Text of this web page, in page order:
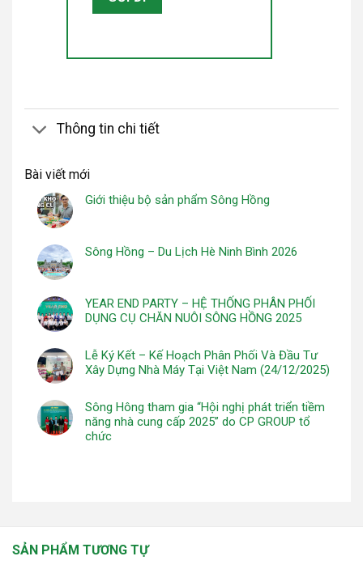
Thông tin chi tiết
Bài viết mới
Giới thiệu bộ sản phẩm Sông Hồng
Sông Hồng – Du Lịch Hè Ninh Bình 2026
YEAR END PARTY – HỆ THỐNG PHÂN PHỐI
DỤNG CỤ CHĂN NUÔI SÔNG HỒNG 2025
Lễ Ký Kết – Kế Hoạch Phân Phối Và Đầu Tư
Xây Dựng Nhà Máy Tại Việt Nam (24/12/2025)
Sông Hông tham gia “Hội nghị phát triển tiềm
năng nhà cung cấp 2025” do CP GROUP tổ
chức
SẢN PHẨM TƯƠNG TỰ